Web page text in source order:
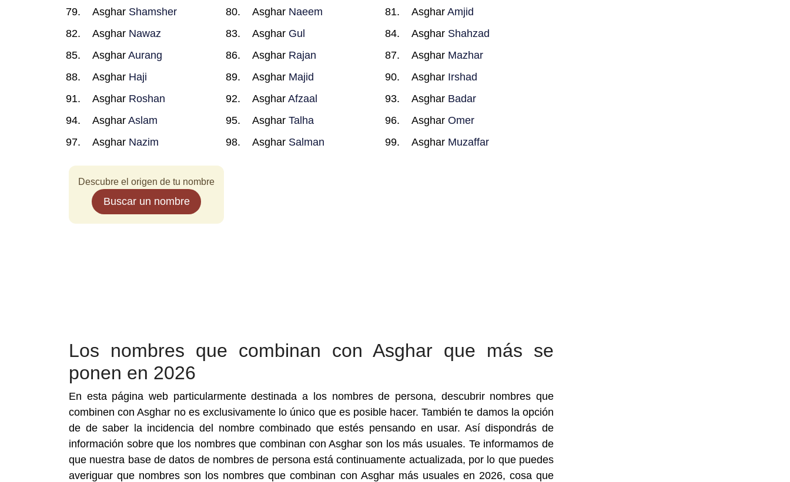
Asghar Shamsher Asghar Naeem AsgharAmjid
Asghar Nawaz Asghar Gul Asghar Shahzad
Asghar Aurang Asghar Rajan Asghar Mazhar
Asghar Haji Asghar Majid Asghar Irshad
Asghar Roshan Asghar Afzaal Asghar Badar
Asghar Aslam Asghar Talha AsgharOmer
Asghar Nazim Asghar Salman Asghar Muzaffar
Descubre el origen de tu nombre
Buscar un nombre
Los nombres que combinan con Asghar que más se
ponen en 2026
En esta página web particularmente destinada a los nombres de persona, descubrir nombres que
combinen con Asghar no es exclusivamente lo único que es posible hacer. También te damos la opción
de de saber la incidencia del nombre combinado que estés pensando en usar. Así dispondrás de
información sobre que los nombres que combinan con Asghar son los más usuales. Te informamos de
que nuestra base de datos de nombres de persona está continuamente actualizada, por lo que puedes
averiguar que nombres son los nombres que combinan con Asghar más usuales en 2026, cosa que